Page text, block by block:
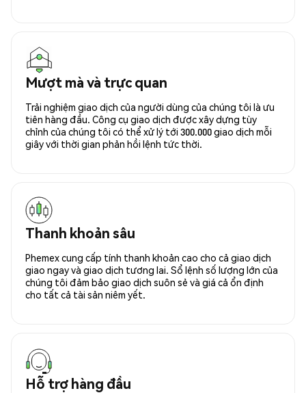
Mượt mà và trực quan
Trải nghiệm giao dịch của người dùng của chúng tôi là ưu
tiên hàng đầu. Công cụ giao dịch được xây dựng tùy
chỉnh của chúng tôi có thể xử lý tới 300.000 giao dịch mỗi
giây với thời gian phản hồi lệnh tức thời.
Thanh khoản sâu
Phemex cung cấp tính thanh khoản cao cho cả giao dịch
giao ngay và giao dịch tương lai. Sổ lệnh số lượng lớn của
chúng tôi đảm bảo giao dịch suôn sẻ và giá cả ổn định
cho tất cả tài sản niêm yết.
Hỗ trợ hàng đầu